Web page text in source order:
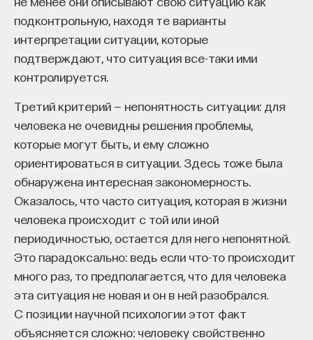
подконтрольную, находя те варианты
интерпретации ситуации, которые
подтверждают, что ситуация все-таки ими
контролируется.
Третий критерий — непонятность ситуации: для
человека не очевидны решения проблемы,
которые могут быть, и ему сложно
ориентироваться в ситуации. Здесь тоже была
обнаружена интересная закономерность.
Оказалось, что часто ситуация, которая в жизни
человека происходит с той или иной
периодичностью, остается для него непонятной.
Это парадоксально: ведь если что-то происходит
много раз, то предполагается, что для человека
эта ситуация не новая и он в ней разобрался.
С позиции научной психологии этот факт
объясняется сложно: человеку свойственно
ИИ, потому что сам факт его использования еще
ничего не объясняет. Важно не то, что студент
обратился к ИИ, а то, как именно он это делает.
Если воспринимать ИИ просто как помощника,
ресурс или способ сэкономить усилия, студенты
чаще всего лишь снижают когнитивную
нагрузку — а университет вообще не для этого
создан. Они некритично делегируют агенту
самые разные задачи и переносят в эту
коммуникацию далеко не лучшие привычки.
Но если использовать ИИ как сложного
собеседника, который заставляет уточнять
основания, спорить и продумывать собственную
позицию, тогда студент действительно
продвигается. Решающее значение имеет
не объем общения и не тип задания, а характер
самой коммуникации».
медиаторов, а также предшественников
медиаторов.
2/27/2017
НАПИСАТЬ НАМ
НАД МАТЕРИАЛОМ РАБОТАЛИ
Вячеслав Дубынин
кафедры физиологии человека и животных
биологического факультета МГУ
им. М. В. Ломоносова, специалист в области
физиологии мозга
МОЗГ
394 публикации